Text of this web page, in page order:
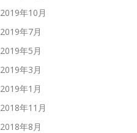
2019年10月
2019年7月
2019年5月
2019年3月
2019年1月
2018年11月
2018年8月